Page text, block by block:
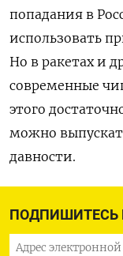
ПОДПИШИТЕСЬ
попадания в
использовать
Но в ракетах и
современные
этого
можно
давности.
нидерландской
на дочернем